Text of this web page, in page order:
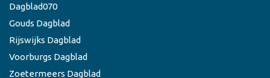
Dagblad070
Gouds Dagblad
Rijswijks Dagblad
Voorburgs Dagblad
Zoetermeers Dagblad